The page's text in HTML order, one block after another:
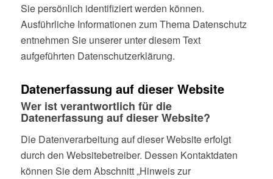
Sie persönlich identifiziert werden können.
Ausführliche Informationen zum Thema Datenschutz
entnehmen Sie unserer unter diesem Text
aufgeführten Datenschutzerklärung.
Datenerfassung auf dieser Website
Wer ist verantwortlich für die
Datenerfassung auf dieser Website?
Die Datenverarbeitung auf dieser Website erfolgt
durch den Websitebetreiber. Dessen Kontaktdaten
können Sie dem Abschnitt „Hinweis zur